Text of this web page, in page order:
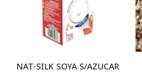
NAT-SILK SOYA S/AZUCAR